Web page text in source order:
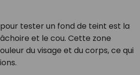
tester un fond de teint est la
et le cou. Cette zone
du visage et du corps, ce qui